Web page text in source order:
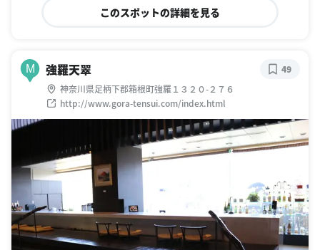
このスポットの詳細を見る
M 強羅天翠
神奈川県足柄下郡箱根町強羅１３２０-２７６
http://www.gora-tensui.com/index.html
49